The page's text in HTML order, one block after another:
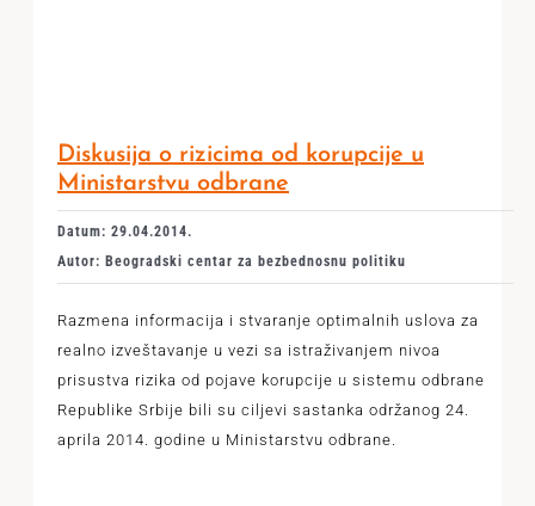
Diskusija o rizicima od korupcije u
Ministarstvu odbrane
Datum: 29.04.2014.
Autor: Beogradski centar za bezbednosnu politiku
Razmena informacija i stvaranje optimalnih uslova za
realno izveštavanje u vezi sa istraživanjem nivoa
prisustva rizika od pojave korupcije u sistemu odbrane
Republike Srbije bili su ciljevi sastanka održanog 24.
aprila 2014. godine u Ministarstvu odbrane.